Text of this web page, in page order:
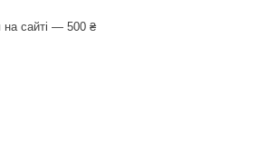
на сайті — 500 ₴